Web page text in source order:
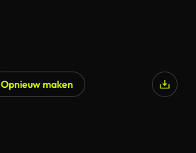
Opnieuw maken